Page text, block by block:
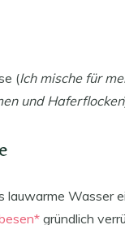
(Ich mische für
und Haferflocken
lauwarme Wasser
gründlich